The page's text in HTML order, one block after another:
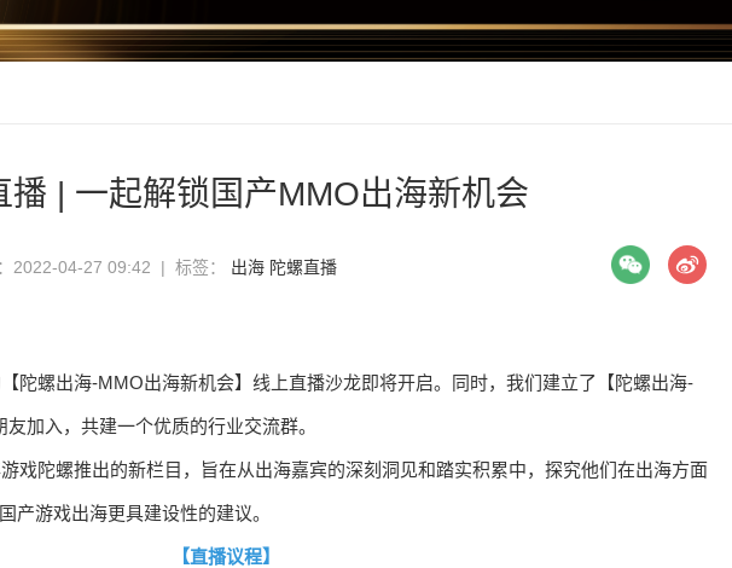
播 | 一起解锁国产MMO出海新机会
2022-04-27 09:42 | 标签： 出海 陀螺直播
陀螺出海-MMO出海新机会】线上直播沙龙即将开启。同时，我们建立了【陀螺出海-
加入，共建一个优质的行业交流群。
游戏陀螺推出的新栏目，旨在从出海嘉宾的深刻洞见和踏实积累中，探究他们在出海方面
产游戏出海更具建设性的建议。
【直播议程】